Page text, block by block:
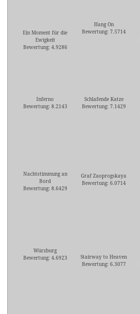
Ein Moment für die
Ewigkeit
Bewertung: 4.9286
Hang On
Bewertung: 7.5714
Inferno
Bewertung: 8.2143
Schlafende Katze
Bewertung: 7.1429
Nachtstimmung an
Bord
Bewertung: 8.6429
Graf Zaoprogskaya
Bewertung: 6.0714
Würzburg
Bewertung: 4.6923
Stairway to Heaven
Bewertung: 6.3077